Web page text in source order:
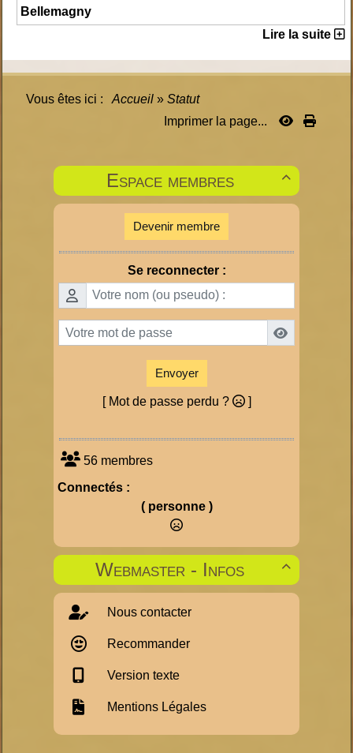
Bellemagny
Lire la suite
Vous êtes ici : Accueil » Statut
Imprimer la page...

Espace membres
Devenir membre
Se reconnecter :
Envoyer
[ Mot de passe perdu ? ]
56 membres
Connectés :
( personne )

Webmaster - Infos
Nous contacter
Recommander
Version texte
Mentions Légales